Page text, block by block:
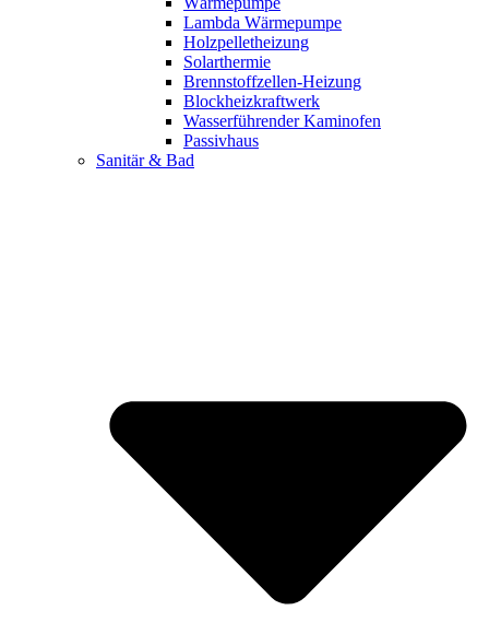
Lambda Wärmepumpe
Holzpelletheizung
Solarthermie
Brennstoffzellen-Heizung
Blockheizkraftwerk
Wasserführender Kaminofen
Passivhaus
Sanitär & Bad